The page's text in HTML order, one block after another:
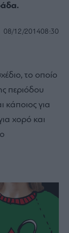
08/12/201408:30
το οποίο
περιόδου
κάποιος για
χορό και